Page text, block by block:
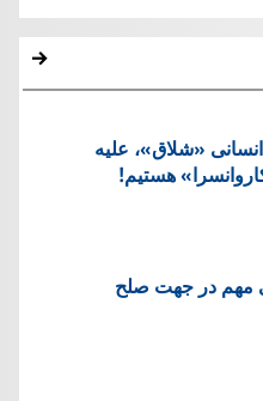
«شلاق»، علیه
هستیم!
مهم در جهت صلح